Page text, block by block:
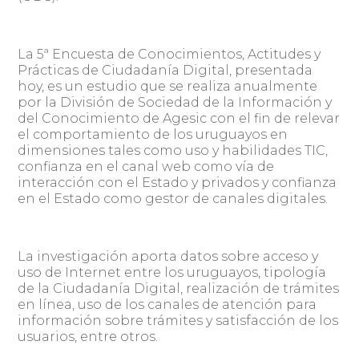
La 5ª Encuesta de Conocimientos, Actitudes y
Prácticas de Ciudadanía Digital, presentada
hoy, es un estudio que se realiza anualmente
por la División de Sociedad de la Información y
del Conocimiento de Agesic con el fin de relevar
el comportamiento de los uruguayos en
dimensiones tales como uso y habilidades TIC,
confianza en el canal web como vía de
interacción con el Estado y privados y confianza
en el Estado como gestor de canales digitales.
La investigación aporta datos sobre acceso y
uso de Internet entre los uruguayos, tipología
de la Ciudadanía Digital, realización de trámites
en línea, uso de los canales de atención para
información sobre trámites y satisfacción de los
usuarios, entre otros.